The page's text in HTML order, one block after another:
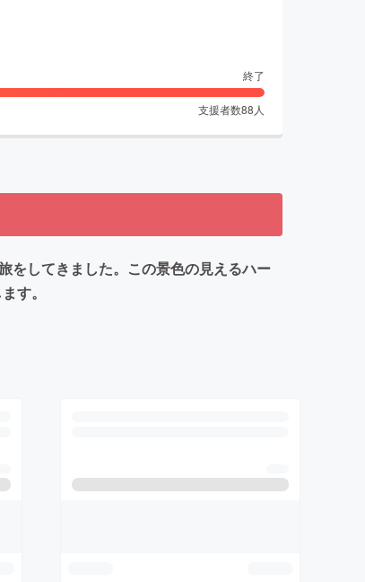
終了
支援者数88 人
をしてきました。この景色の見えるハー
す。